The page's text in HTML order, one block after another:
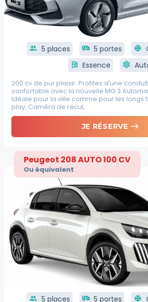
group 5 places airport_shuttle 5 portes ac_unit
local_gas_station Essence settings
200 cv de pur plaisir. Profitez d'une
confortable avec la nouvelle MG 3
Idéale pour la ville comme pour les longs
play, Caméra de recul,
JE RÉSERVE east
Peugeot 208 AUTO 100 CV
Ou équivalent
group 5 places airport_shuttle 5 portes ac_unit